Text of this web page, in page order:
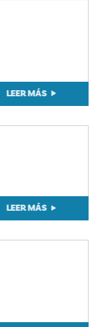
LEER MÁS
LEER MÁS